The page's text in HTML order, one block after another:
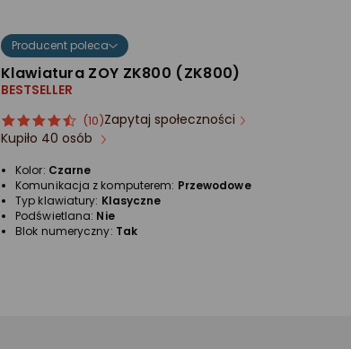
Producent poleca
Klawiatura ZOY ZK800 (ZK800)
BESTSELLER
ocena
produktu
gwiazdki
Ocena
produktu
(10)Zapytaj społeczności
Kupiło 40 osób
Kolor: Czarne
Komunikacja z komputerem: Przewodowe
Typ klawiatury: Klasyczne
Podświetlana: Nie
Blok numeryczny: Tak